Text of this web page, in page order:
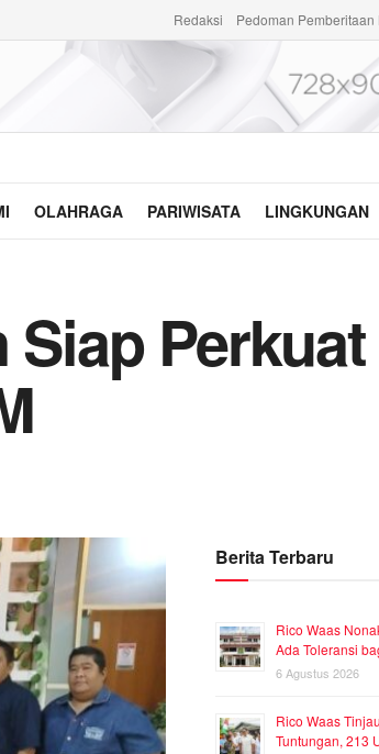
Redaksi Pedoman
OLAHRAGA PARIWISATA LINGKUNGAN
Siap Perkuat
Berita Terbaru
Rico Waas
Ada Toleransi
6 Agustus 2026
Rico Waas
Tuntungan, 213